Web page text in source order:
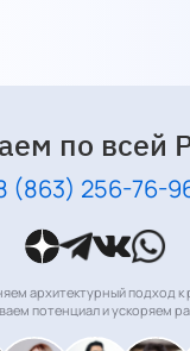
по всей
(863) 256-76-
архитектурный подход к
потенциал и ускоряем